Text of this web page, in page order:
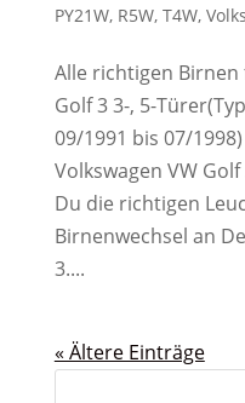
PY21W, R5W, T4W,
Alle richtigen Birnen
Golf 3 3-, 5-
09/1991 bis 07/
Volkswagen VW
Du die richtigen
Birnenwechsel an
3....
« Ältere Einträge